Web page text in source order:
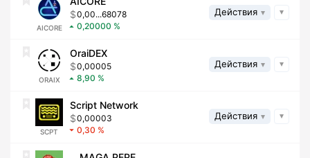
AICORE
0,00...68078
0,20000
Действия
ORAIX
OraiDEX
0,00005
8,90
Действия
SCPT
Script Network
0,00003
0,30
Действия